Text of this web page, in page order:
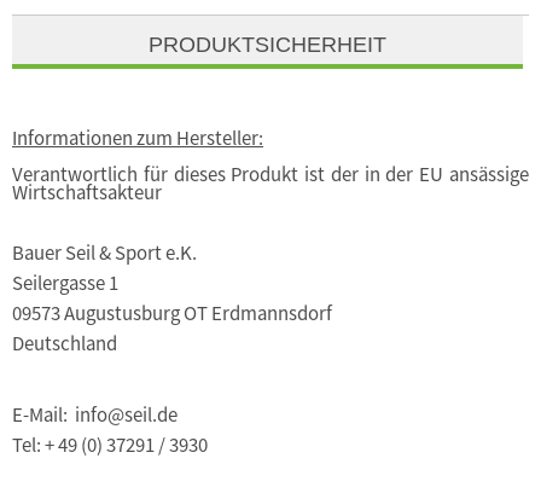
PRODUKTSICHERHEIT
Informationen zum Hersteller:
Verantwortlich für dieses Produkt ist der in der EU ansässige
Wirtschaftsakteur
Bauer Seil & Sport e.K.
Seilergasse 1
09573 Augustusburg OT Erdmannsdorf
Deutschland
E-Mail: info@seil.de
Tel: + 49 (0) 37291 / 3930